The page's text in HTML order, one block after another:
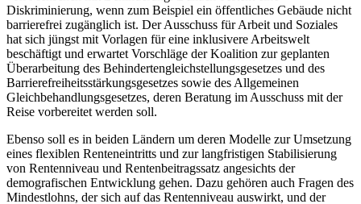
Diskriminierung, wenn zum Beispiel ein öffentliches Gebäude nicht
barrierefrei zugänglich ist. Der Ausschuss für Arbeit und Soziales
hat sich jüngst mit Vorlagen für eine inklusivere Arbeitswelt
beschäftigt und erwartet Vorschläge der Koalition zur geplanten
Überarbeitung des Behindertengleichstellungsgesetzes und des
Barrierefreiheitsstärkungsgesetzes sowie des Allgemeinen
Gleichbehandlungsgesetzes, deren Beratung im Ausschuss mit der
Reise vorbereitet werden soll.
Ebenso soll es in beiden Ländern um deren Modelle zur Umsetzung
eines flexiblen Renteneintritts und zur langfristigen Stabilisierung
von Rentenniveau und Rentenbeitragssatz angesichts der
demografischen Entwicklung gehen. Dazu gehören auch Fragen des
Mindestlohns, der sich auf das Rentenniveau auswirkt, und der